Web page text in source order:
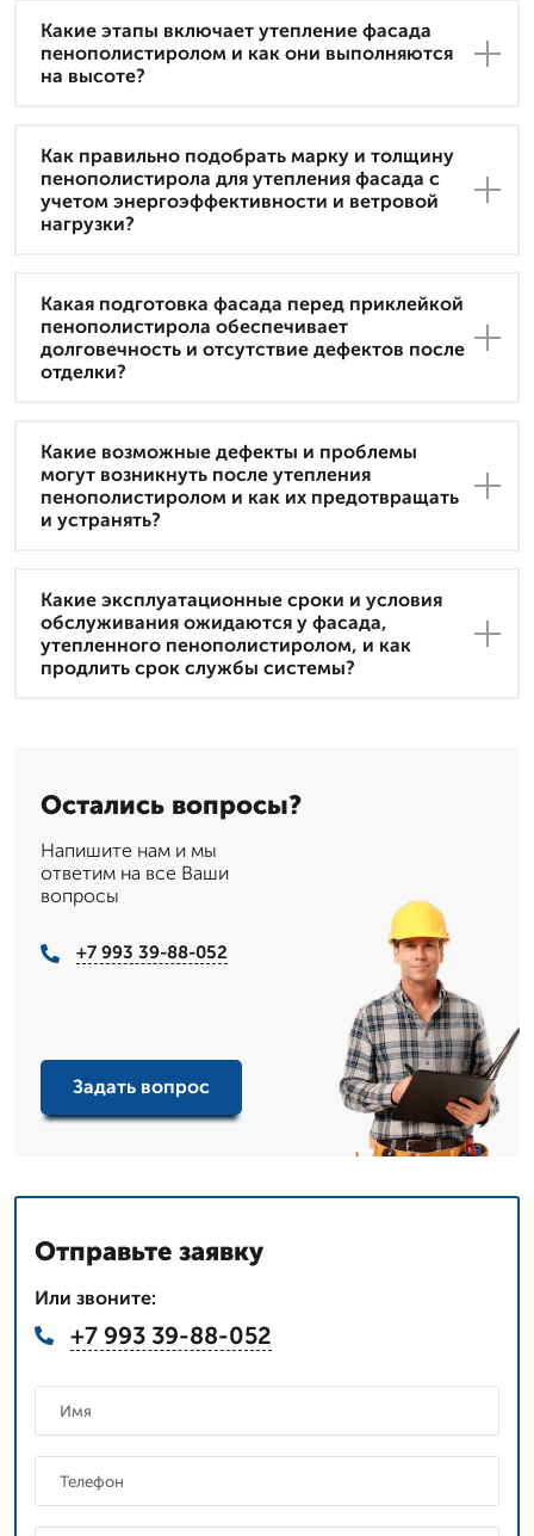
Какие этапы включает утепление фасада
пенополистиролом и как они выполняются
на высоте?
Как правильно подобрать марку и толщину
пенополистирола для утепления фасада с
учетом энергоэффективности и ветровой
нагрузки?
Какая подготовка фасада перед приклейкой
пенополистирола обеспечивает
долговечность и отсутствие дефектов после
отделки?
Какие возможные дефекты и проблемы
могут возникнуть после утепления
пенополистиролом и как их предотвращать
и устранять?
Какие эксплуатационные сроки и условия
обслуживания ожидаются у фасада,
утепленного пенополистиролом, и как
продлить срок службы системы?
Остались вопросы?
Напишите нам и мы
ответим на все Ваши
вопросы
+7 993 39-88-052
Задать вопрос
Отправьте заявку
Или звоните:
+7 993 39-88-052